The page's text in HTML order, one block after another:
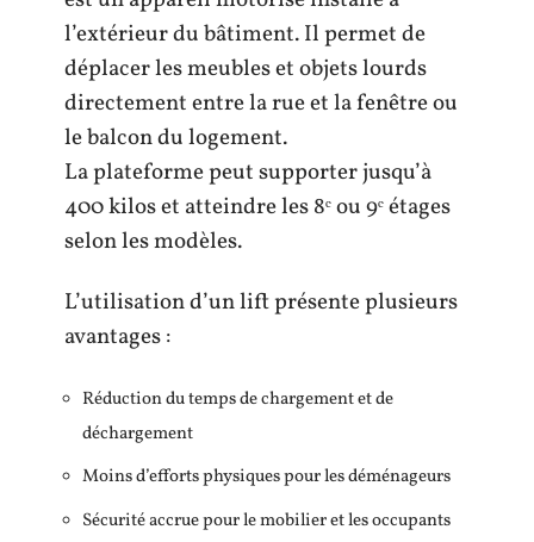
l’extérieur du bâtiment. Il permet de
déplacer les meubles et objets lourds
directement entre la rue et la fenêtre ou
le balcon du logement.
La plateforme peut supporter jusqu’à
400 kilos et atteindre les 8ᵉ ou 9ᵉ étages
selon les modèles.
L’utilisation d’un lift présente plusieurs
avantages :
Réduction du temps de chargement et de
déchargement
Moins d’efforts physiques pour les déménageurs
Sécurité accrue pour le mobilier et les occupants